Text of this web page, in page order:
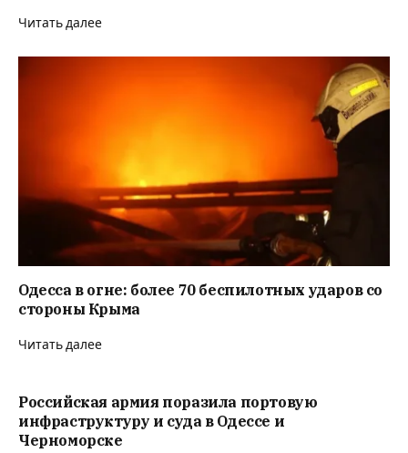
Читать далее
Одесса в огне: более 70 беспилотных ударов со
стороны Крыма
Читать далее
Российская армия поразила портовую
инфраструктуру и суда в Одессе и
Черноморске